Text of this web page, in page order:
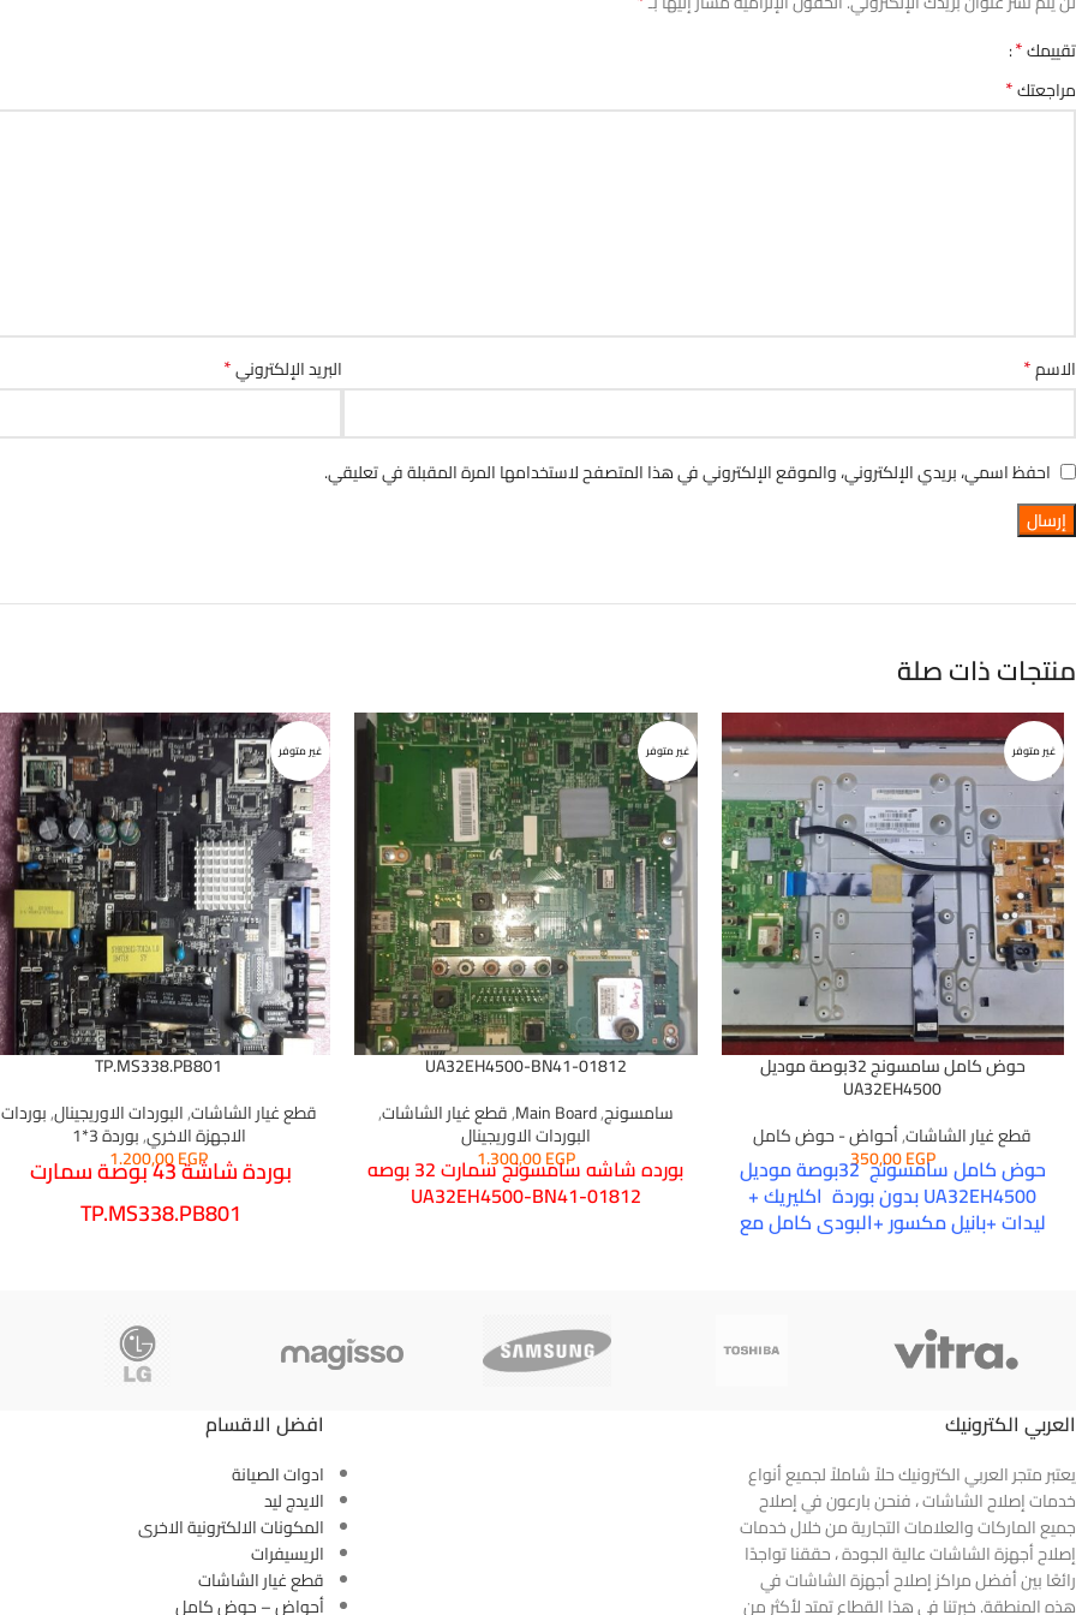
تقييمك*
مراجعتك*
الاسم* البريد الإلكتروني*
احفظ اسمي، بريدي الإلكتروني، والموقع الإلكتروني في هذا المتصفح لاستخدامها المرة المقبلة في تعليقي.
منتجات ذات صلة
غير متوفر
حوض كامل سامسونج 32بوصة موديل
UA32EH4500
قطع غيار الشاشات,أحواض - حوض كامل
350,00EGP حوض كامل سامسونج 32بوصة موديل
UA32EH4500 بدون بوردة اكليريك +
ليدات +بانيل مكسور +البودى كامل مع
المنتجات ولها اسعار اخرى تحسب بالكيلو جرام والحجم
غير متوفر
UA32EH4500-BN41-01812
سامسونج,
Main Board
,قطع غيار الشاشات,
البوردات الاوريجينال
1.300,00EGP بورده شاشه سامسونج سمارت 32 بوصه
UA32EH4500-BN41-01812
غير متوفر
TP.MS338.PB801
قطع غيار الشاشات,البوردات الاوريجينال,بوردات
الاجهزة الاخري,بوردة 3*1
1.200,00EGP
بوردة شاشة 43 بوصة سمارت
TP.MS338.PB801
العربي الكترونيك
يعتبر متجر العربي الكترونيك حلاً شاملاً لجميع أنواع
خدمات إصلاح الشاشات ، فنحن بارعون في إصلاح
جميع الماركات والعلامات التجارية من خلال خدمات
إصلاح أجهزة الشاشات عالية الجودة ، حققنا تواجدًا
رائعًا بين أفضل مراكز إصلاح أجهزة الشاشات في
هذه المنطقة. خبرتنا في هذا القطاع تمتد لأكثر من
افضل الاقسام
ادوات الصيانة
الايدج ليد
المكونات الالكترونية الاخرى
الريسيفرات
قطع غيار الشاشات
أحواض – حوض كامل